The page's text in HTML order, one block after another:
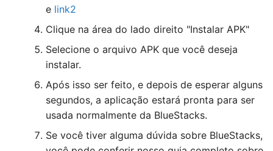
e link2
Clique na área do lado direito "Instalar APK"
Selecione o arquivo APK que você deseja
instalar.
Após isso ser feito, e depois de esperar alguns
segundos, a aplicação estará pronta para ser
usada normalmente da BlueStacks.
Se você tiver alguma dúvida sobre BlueStacks,